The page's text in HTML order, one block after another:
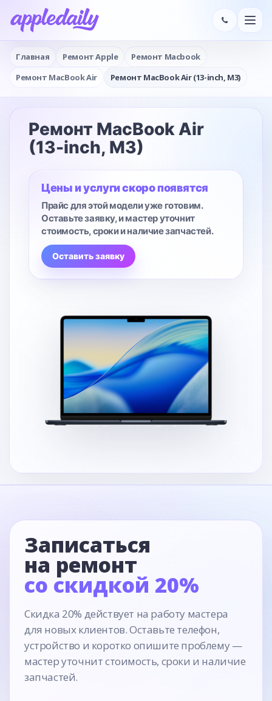
Главная Ремонт Apple
Ремонт Macbook
Ремонт MacBook Air
Ремонт MacBook Air (13-inch, M3)
Ремонт MacBook Air
(13-inch, M3)
Цены и услуги скоро появятся
Прайс для этой модели уже готовим.
Оставьте заявку, и мастер уточнит
стоимость, сроки и наличие запчастей.
Оставить заявку
Записаться
на ремонт
со скидкой 20%
Скидка 20% действует на работу мастера
для новых клиентов. Оставьте телефон,
устройство и коротко опишите проблему —
мастер уточнит стоимость, сроки и наличие
запчастей.